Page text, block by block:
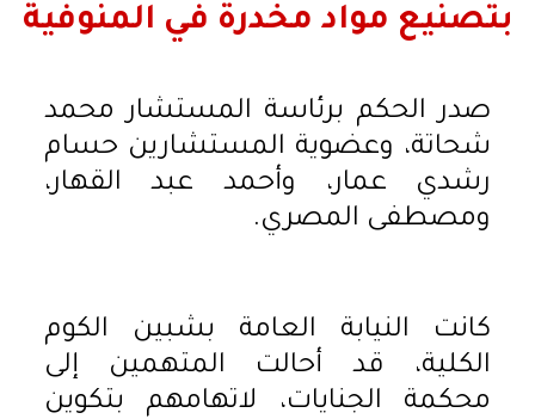
بتصنيع مواد مخدرة في المنوفية
صدر الحكم برئاسة المستشار محمد
شحاتة، وعضوية المستشارين حسام
رشدي عمار، وأحمد عبد القهار،
ومصطفى المصري.
كانت النيابة العامة بشبين الكوم
الكلية، قد أحالت المتهمين إلى
محكمة الجنايات، لاتهامهم بتكوين